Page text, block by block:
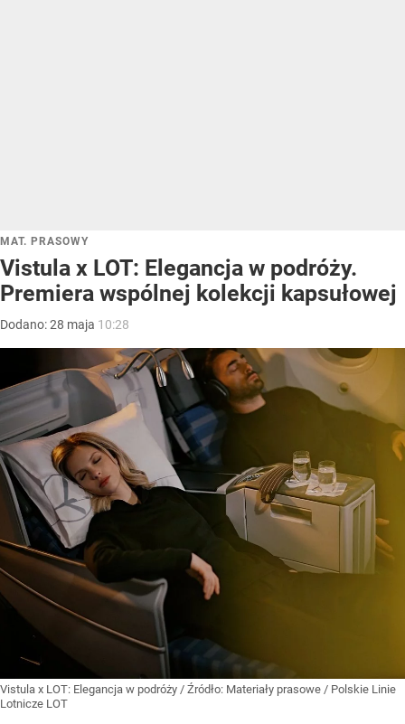
MAT. PRASOWY
Vistula x LOT: Elegancja w podróży.
Premiera wspólnej kolekcji kapsułowej
Dodano:28 maja 10:28
Vistula x LOT: Elegancja w podróży / Źródło: Materiały prasowe / Polskie Linie
Lotnicze LOT